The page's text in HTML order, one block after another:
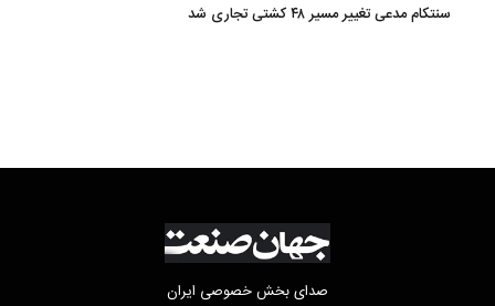
سنتکام مدعی تغییر مسیر ۴۸ کشتی تجاری شد
صدای بخش خصوصی ایران